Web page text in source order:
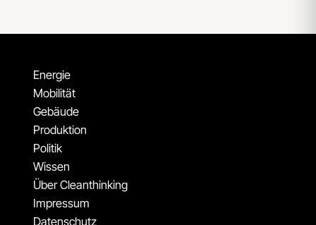
Energie
Mobilität
Gebäude
Produktion
Politik
Wissen
Über Cleanthinking
Impressum
Datenschutz